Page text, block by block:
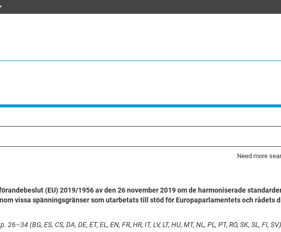
Need more
(EU) 2019/1956 av den 26 november 2019 om de harmoniserade
vissa spänningsgränser som utarbetats till stöd för Europaparlamentets och rådets
(BG, ES, CS, DA, DE, ET, EL, EN, FR, HR, IT, LV, LT, HU, MT, NL, PL, PT, RO, SK, SL, FI, SV)